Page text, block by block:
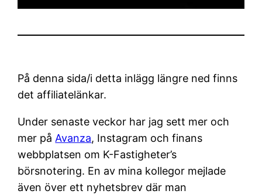
På denna sida/i detta inlägg längre ned finns
det affiliatelänkar.
Under senaste veckor har jag sett mer och
mer på Avanza, Instagram och finans
webbplatsen om K-Fastigheter’s
börsnotering. En av mina kollegor mejlade
även över ett nyhetsbrev där man